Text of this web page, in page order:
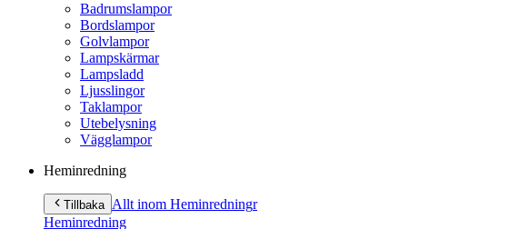
Badrumslampor
Bordslampor
Golvlampor
Lampskärmar
Lampsladd
Ljusslingor
Taklampor
Utebelysning
Vägglampor
Heminredning
Tillbaka Allt inom Heminredningr
Heminredning